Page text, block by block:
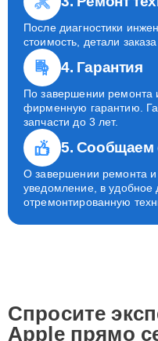
3. Ремонт
После диагностики
стоимость, детали
4. Гарантия
По завершении
фирменную гарантию.
запчасти до 3 лет.
5. Сообщаем
О завершении ремонта и
уведомление, в удобное
отремонтированную
Спросите